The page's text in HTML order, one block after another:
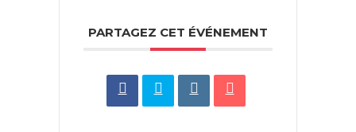
PARTAGEZ CET ÉVÉNEMENT